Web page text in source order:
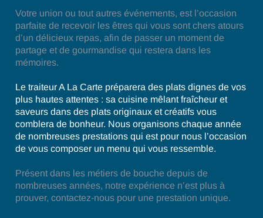
Votre union ou tout autres événements, est l’occasion
parfaite de recevoir les êtres qui vous sont chers atours
d’un délicieux repas, afin de passer un moment de
partage et de gourmandise qui restera dans les
mémoires.
Le traiteur A La Carte préparera des plats dignes de vos
plus hautes attentes : sa cuisine mêlant fraîcheur et
saveurs dans des plats originaux et créatifs vous
comblera de bonheur. Nous organisons chaque année
de nombreuses prestations qui est pour nous l’occasion
de vous composer un menu qui vous ressemble.
Présent dans les métiers de bouche depuis de
nombreuses années, notre expérience n’est plus à
prouver, contactez-nous pour une prestation unique.